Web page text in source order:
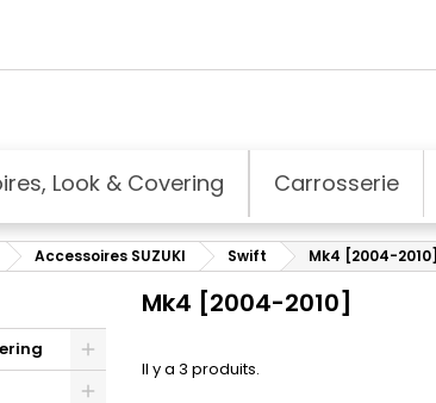
Look & Covering Carrosserie
Accessoires SUZUKI Swift Mk4 [2004-2010]
Mk4 [2004-2010]
Il y a 3 produits.